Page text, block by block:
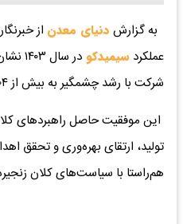
به گزارش دنیای معدن از
عملکرد سیمیدکو
در
شرکت با رشد چشمگیر به بیش از ۱۰۴ هزار میلیارد ریال رسیده است.
این موفقیت حاصل راهبردهای
تولید، ارتقای بهره‌وری و تحقق
هم‌راستا با سیاست‌های کلان